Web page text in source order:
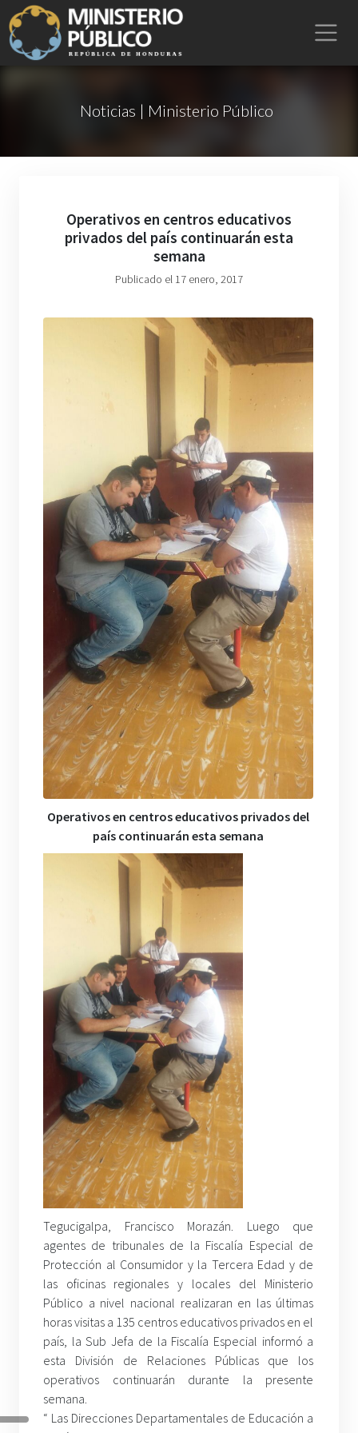
Noticias | Ministerio Público
Operativos en centros educativos
privados del país continuarán esta
semana
Publicado el 17 enero, 2017
Operativos en centros educativos privados del
país continuarán esta semana
Tegucigalpa, Francisco Morazán. Luego que
agentes de tribunales de la Fiscalía Especial de
Protección al Consumidor y la Tercera Edad y de
las oficinas regionales y locales del Ministerio
Público a nivel nacional realizaran en las últimas
horas visitas a 135 centros educativos privados en el
país, la Sub Jefa de la Fiscalía Especial informó a
esta División de Relaciones Públicas que los
operativos continuarán durante la presente
semana.
“ Las Direcciones Departamentales de Educación a